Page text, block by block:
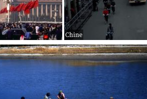
Chine